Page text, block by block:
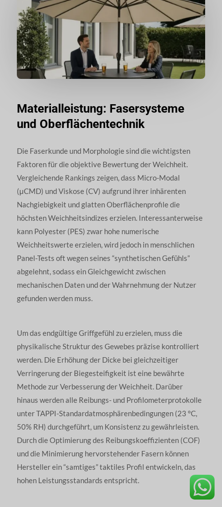
Materialleistung: Fasersysteme
und Oberflächentechnik
Die Faserkunde und Morphologie sind die wichtigsten
Faktoren für die objektive Bewertung der Weichheit.
Vergleichende Rankings zeigen, dass Micro-Modal
(μCMD) und Viskose (CV) aufgrund ihrer inhärenten
Nachgiebigkeit und glatten Oberflächenprofile die
höchsten Weichheitsindizes erzielen. Interessanterweise
kann Polyester (PES) zwar hohe numerische
Weichheitswerte erzielen, wird jedoch in menschlichen
Panel-Tests oft wegen seines “synthetischen Gefühls”
abgelehnt, sodass ein Gleichgewicht zwischen
mechanischen Daten und der Wahrnehmung der Nutzer
gefunden werden muss.
Um das endgültige Griffgefühl zu erzielen, muss die
physikalische Struktur des Gewebes präzise kontrolliert
werden. Die Erhöhung der Dicke bei gleichzeitiger
Verringerung der Biegesteifigkeit ist eine bewährte
Methode zur Verbesserung der Weichheit. Darüber
hinaus werden alle Reibungs- und Profilometerprotokolle
unter TAPPI-Standardatmosphärenbedingungen (23 °C,
50% RH) durchgeführt, um Konsistenz zu gewährleisten.
Durch die Optimierung des Reibungskoeffizienten (COF)
und die Minimierung hervorstehender Fasern können
Hersteller ein “samtiges” taktiles Profil entwickeln, das
hohen Leistungsstandards entspricht.